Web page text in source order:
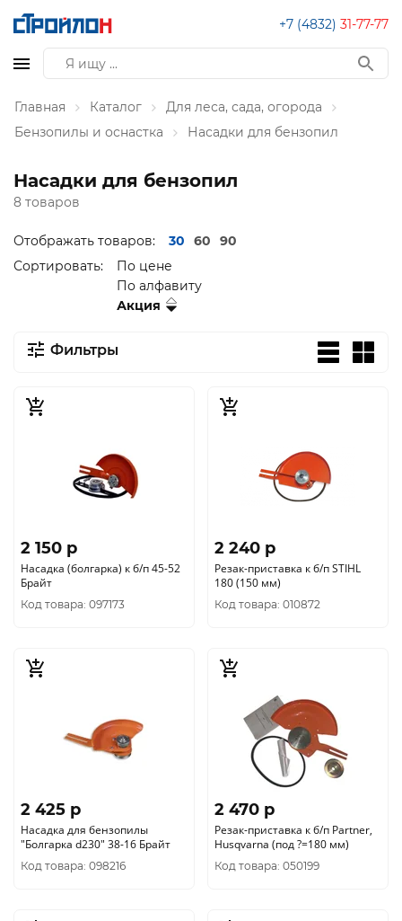
+7 (4832) 31-77-77
Главная Каталог
Для леса, сада, огорода
Бензопилы и оснастка
Насадки для бензопил
Насадки для бензопил
8 товаров
Отображать товаров: 30 60
90
Сортировать:
По цене
По алфавиту
Акция
Фильтры
2 150 p
Насадка (болгарка) к б/п 45-52
Брайт
Код товара: 097173
2 240 p
Резак-приставка к б/п STIHL
180 (150 мм)
Код товара: 010872
2 425 p
Насадка для бензопилы
"Болгарка d230" 38-16 Брайт
Код товара: 098216
2 470 p
Резак-приставка к б/п Partner,
Husqvarna (под ?=180 мм)
Код товара: 050199